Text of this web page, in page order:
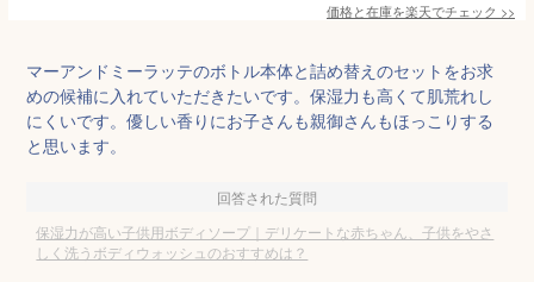
価格と在庫を楽天でチェック >>
マーアンドミーラッテのボトル本体と詰め替えのセットをお求
めの候補に入れていただきたいです。保湿力も高くて肌荒れし
にくいです。優しい香りにお子さんも親御さんもほっこりする
と思います。
回答された質問
保湿力が高い子供用ボディソープ｜デリケートな赤ちゃん、子供をやさ
しく洗うボディウォッシュのおすすめは？